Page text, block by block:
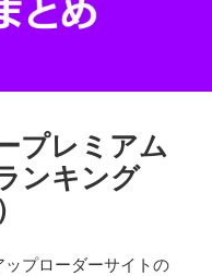
プレミアム
ンキング
プローダーサイトの